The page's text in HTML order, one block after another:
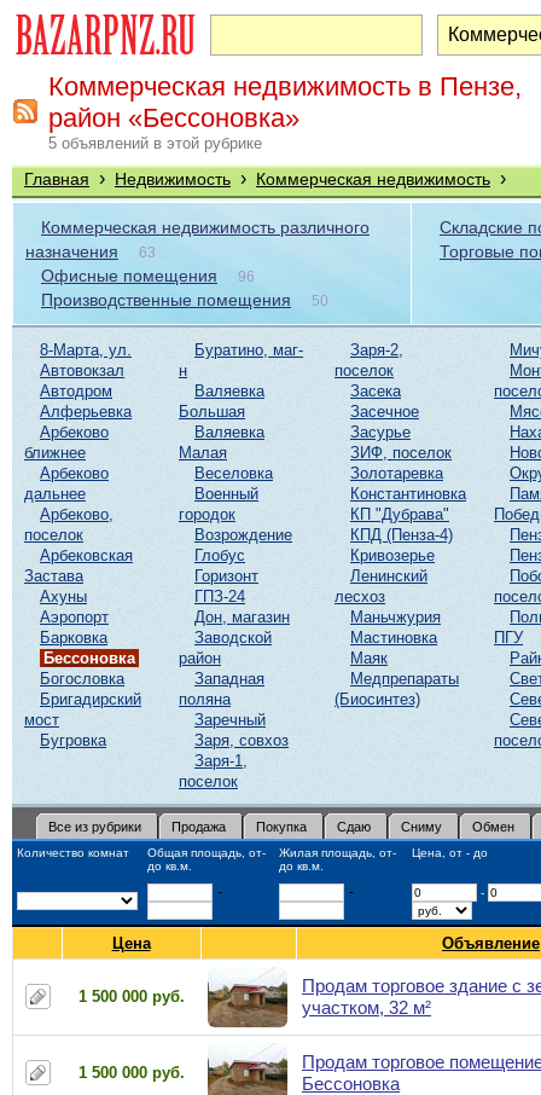
Коммерческая недвижимость в Пензе,
район «Бессоновка»
5 объявлений в этой рубрике
Главная › Недвижимость › Коммерческая недвижимость ›
Коммерческая недвижимость различного
назначения
63
Офисные помещения 96
Производственные помещения 50
Складские
Торговые
8-Марта, ул.
Автовокзал
Автодром
Алферьевка
Арбеково
ближнее
Арбеково
дальнее
Арбеково,
поселок
Арбековская
Застава
Ахуны
Аэропорт
Барковка
Бессоновка
Богословка
Бригадирский
мост
Бугровка
Буратино, маг-
н
Валяевка
Большая
Валяевка
Малая
Веселовка
Военный
городок
Возрождение
Глобус
Горизонт
ГПЗ-24
Дон, магазин
Заводской
район
Западная
поляна
Заречный
Заря, совхоз
Заря-1,
поселок
Заря-2,
поселок
Засека
Засечное
Засурье
ЗИФ, поселок
Золотаревка
Константиновка
КП "Дубрава"
КПД (Пенза-4)
Кривозерье
Ленинский
лесхоз
Маньчжурия
Мастиновка
Маяк
Медпрепараты
(Биосинтез)
ПГУ
Все из рубрики Продажа Покупка Сдаю Сниму Обмен
Количество комнат
Общая площадь, от-
до кв.м.
Жилая площадь, от-
до кв.м.
Цена, от - до
- - -
Цена Объявление
1 500 000 руб.
Продам торговое здание с
участком, 32 м²
1 500 000 руб.
Продам торговое
Бессоновка